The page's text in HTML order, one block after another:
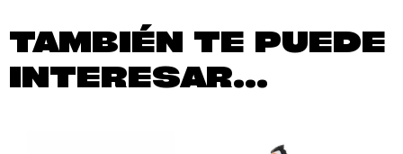
TAMBIÉN TE PUEDE
INTERESAR...